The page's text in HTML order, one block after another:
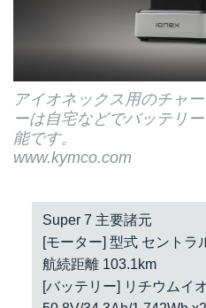
アイオネックス用のチャ
ーは自宅などでバッテリ
能です。
www.kymco.com
Super 7 主要諸元
[モーター] 型式 セントラ
航続距離 103.1km
[バッテリー] リチウムイ